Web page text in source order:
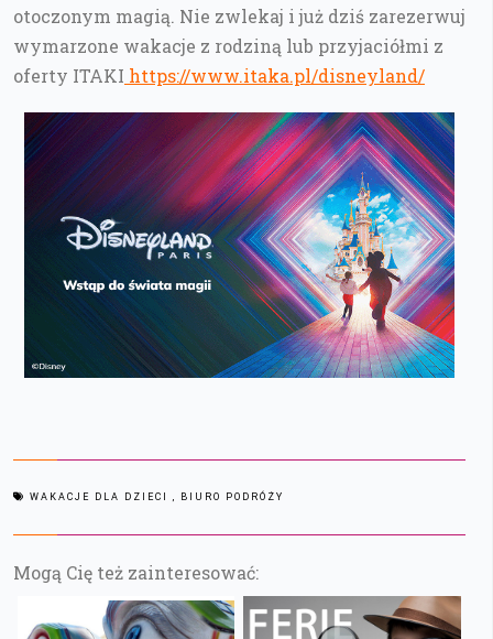
otoczonym magią. Nie zwlekaj i już dziś zarezerwuj
wymarzone wakacje z rodziną lub przyjaciółmi z
oferty ITAKI https://www.itaka.pl/disneyland/
WAKACJE DLA DZIECI , BIURO PODRÓŻY
Mogą Cię też zainteresować: